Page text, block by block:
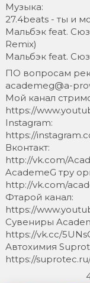
Музыка:
27.4beats - ты и
Мальбэк feat.
Remix)
Мальбэк feat.
ПО вопросам
academeg@a-
Мой канал
https://
Instagram:
https://
Вконтакт:
http://vk.com/
AcademeG тру
http://vk.com/
Фтарой канал:
https://
Сувениры
https://vk.cc/
Автохимия
https://